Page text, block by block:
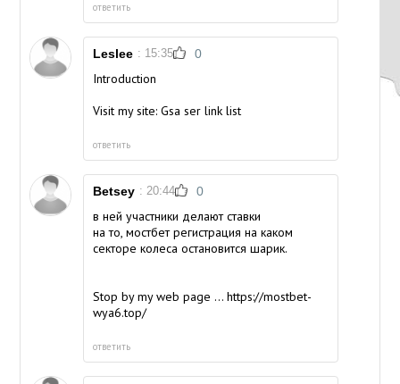
ответить
Leslee : 15:35 0
Introduction
Visit my site:Gsa ser link list
ответить
Betsey : 20:44 0
в ней участники делают ставки
на то, мостбет регистрация на каком
секторе колеса остановится шарик.
Stop by my web page ...https://mostbet-
wya6.top/
ответить